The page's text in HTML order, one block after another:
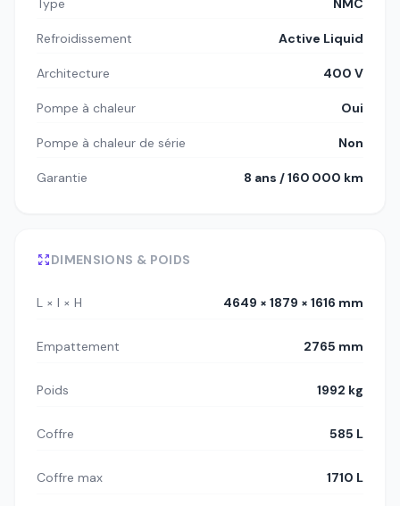
Type NMC
Refroidissement Active Liquid
Architecture 400 V
Pompe à chaleur Oui
Pompe à chaleur de série Non
Garantie 8 ans / 160 000 km
DIMENSIONS & POIDS
L × l × H 4649 × 1879 × 1616 mm
Empattement 2765 mm
Poids 1992 kg
Coffre 585 L
Coffre max 1710 L